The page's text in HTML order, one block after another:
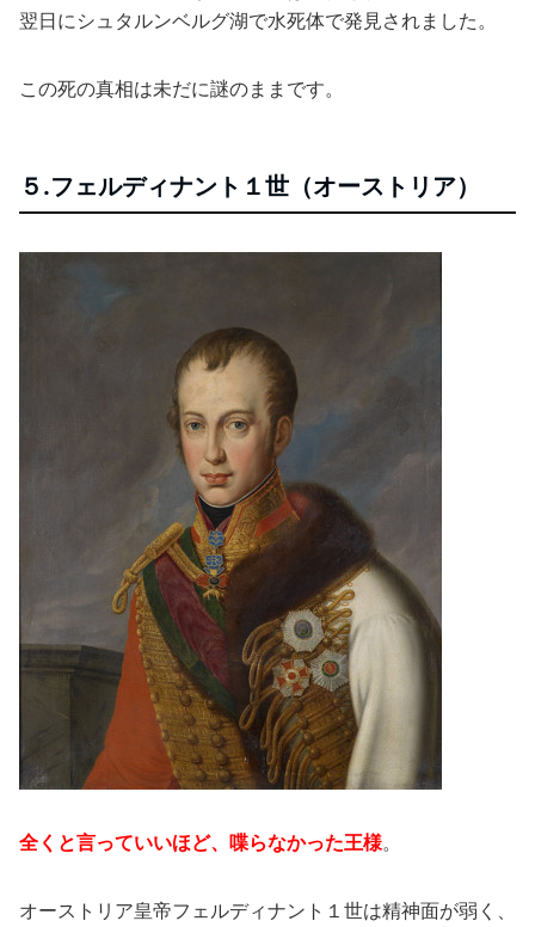
翌日にシュタルンベルグ湖で水死体で発見されました。
この死の真相は未だに謎のままです。
５.フェルディナント１世（オーストリア）
全くと言っていいほど、喋らなかった王様。
オーストリア皇帝フェルディナント１世は精神面が弱く、